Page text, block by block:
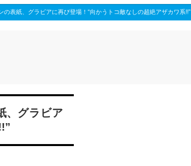
表紙、グラビアに再び登場！“向かうトコ敵なしの超絶アザカワ系!!”
、グラビア